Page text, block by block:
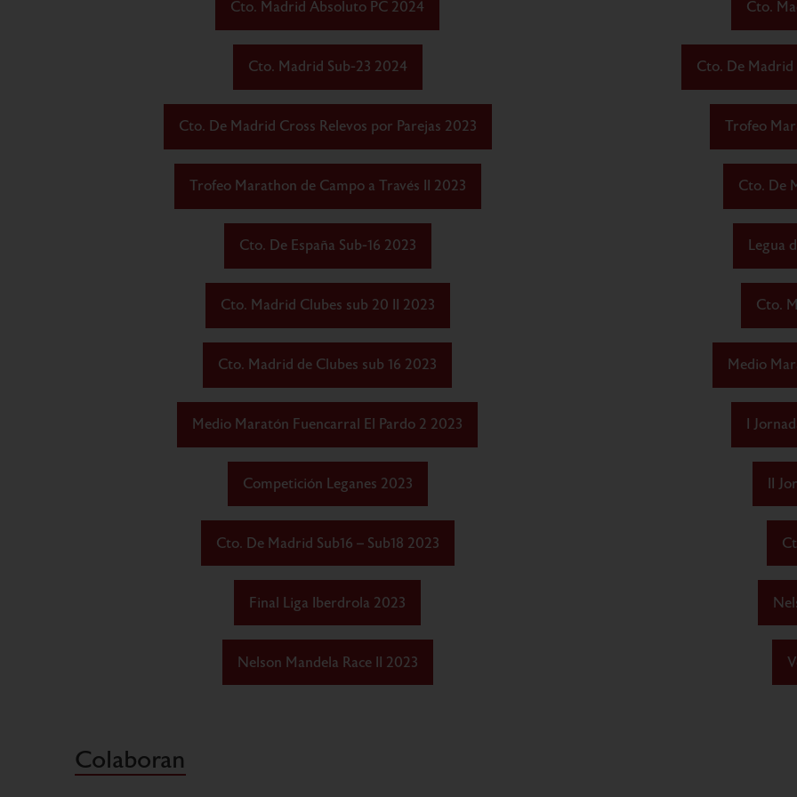
Cto. Madrid Absoluto PC 2024 Cto.
Cto. Madrid Sub-23 2024 Cto. De Madrid
Cto. De Madrid Cross Relevos por Parejas 2023 Trofeo
Trofeo Marathon de Campo a Través II 2023 Cto. De
Cto. De España Sub-16 2023 Legua
Cto. Madrid Clubes sub 20 II 2023 Cto.
Cto. Madrid de Clubes sub 16 2023 Medio
Medio Maratón Fuencarral El Pardo 2 2023 I
Competición Leganes 2023 II
Cto. De Madrid Sub16 – Sub18 2023
Final Liga Iberdrola 2023
Nelson Mandela Race II 2023
Colaboran